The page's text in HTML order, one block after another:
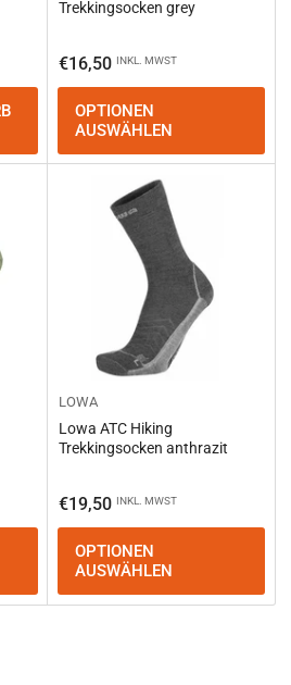
Trekkingsocken grey
Normaler
Preis
€16,50 INKL. MWST
OPTIONEN
AUSWÄHLEN
LOWA
Lowa ATC Hiking
Trekkingsocken anthrazit
Normaler
Preis
€19,50 INKL. MWST
OPTIONEN
AUSWÄHLEN